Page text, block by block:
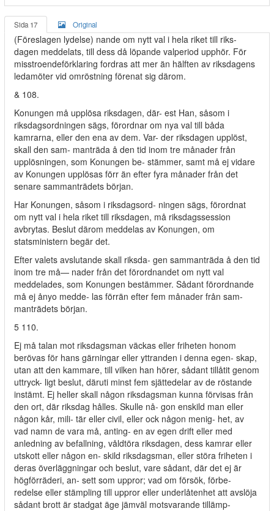
Sida 17 Original
(Föreslagen lydelse) nande om nytt val i hela riket till riks-
dagen meddelats, till dess då löpande valperiod upphör. För
misstroendeförklaring fordras att mer än hälften av riksdagens
ledamöter vid omröstning förenat sig därom.
& 108.
Konungen må upplösa riksdagen, där- est Han, såsom i
riksdagsordningen sägs, förordnar om nya val till båda
kamrarna, eller den ena av dem. Var- der riksdagen upplöst,
skall den sam- manträda å den tid inom tre månader från
upplösningen, som Konungen be- stämmer, samt må ej vidare
av Konungen upplösas förr än efter fyra månader från det
senare sammanträdets början.
Har Konungen, såsom i riksdagsord- ningen sägs, förordnat
om nytt val i hela riket till riksdagen, må riksdagssession
avbrytas. Beslut därom meddelas av Konungen, om
statsministern begär det.
Efter valets avslutande skall riksda- gen sammanträda å den tid
inom tre må— nader från det förordnandet om nytt val
meddelades, som Konungen bestämmer. Sådant förordnande
må ej ånyo medde- las förrän efter fem månader från sam-
manträdets början.
5 110.
Ej må talan mot riksdagsman väckas eller friheten honom
berövas för hans gärningar eller yttranden i denna egen- skap,
utan att den kammare, till vilken han hörer, sådant tillåtit genom
uttryck- ligt beslut, däruti minst fem sjättedelar av de röstande
instämt. Ej heller skall någon riksdagsman kunna förvisas från
den ort, där riksdag hålles. Skulle nå- gon enskild man eller
någon kår, mili- tär eller civil, eller ock någon menig- het, av
vad namn de vara må, anting- en av egen drift eller med
anledning av befallning, våldtöra riksdagen, dess kamrar eller
utskott eller någon en- skild riksdagsman, eller störa friheten i
deras överläggningar och beslut, vare sådant, där det ej är
högförräderi, an- sett som uppror; vad om försök, förbe-
redelse eller stämpling till uppror eller underlåtenhet att avslöja
sådant brott är stadgat äge jämväl motsvarande tillämp-